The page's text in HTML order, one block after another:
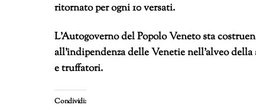
ritornato per ogni 10 versati.
L’Autogoverno del Popolo Veneto sta
all’indipendenza delle Venetie nell’alveo
e truffatori.
Condividi: